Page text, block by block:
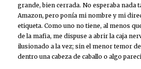
grande, bien cerrada. No esperaba nada
Amazon, pero ponía mi nombre y mi
etiqueta. Como uno no tiene, al menos
de la mafia, me dispuse a abrir la caja
ilusionado a la vez; sin el menor temor
dentro una cabeza de caballo o algo